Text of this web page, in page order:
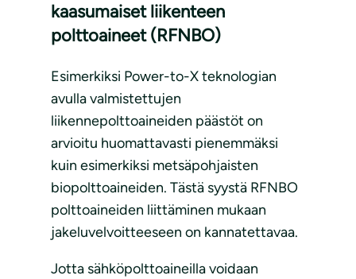
kaasumaiset liikenteen
polttoaineet (RFNBO)
Esimerkiksi Power-to-X teknologian
avulla valmistettujen
liikennepolttoaineiden päästöt on
arvioitu huomattavasti pienemmäksi
kuin esimerkiksi metsäpohjaisten
biopolttoaineiden. Tästä syystä RFNBO
polttoaineiden liittäminen mukaan
jakeluvelvoitteeseen on kannatettavaa.
Jotta sähköpolttoaineilla voidaan